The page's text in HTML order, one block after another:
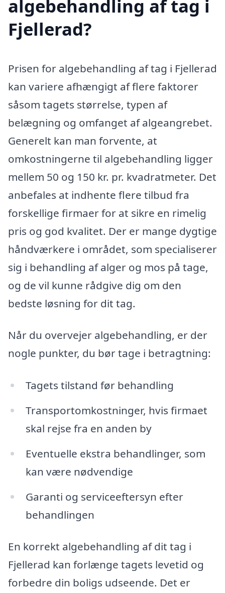
algebehandling af tag i
Fjellerad?
Prisen for algebehandling af tag i Fjellerad
kan variere afhængigt af flere faktorer
såsom tagets størrelse, typen af
belægning og omfanget af algeangrebet.
Generelt kan man forvente, at
omkostningerne til algebehandling ligger
mellem 50 og 150 kr. pr. kvadratmeter. Det
anbefales at indhente flere tilbud fra
forskellige firmaer for at sikre en rimelig
pris og god kvalitet. Der er mange dygtige
håndværkere i området, som specialiserer
sig i behandling af alger og mos på tage,
og de vil kunne rådgive dig om den
bedste løsning for dit tag.
Når du overvejer algebehandling, er der
nogle punkter, du bør tage i betragtning:
Tagets tilstand før behandling
Transportomkostninger, hvis firmaet
skal rejse fra en anden by
Eventuelle ekstra behandlinger, som
kan være nødvendige
Garanti og serviceeftersyn efter
behandlingen
En korrekt algebehandling af dit tag i
Fjellerad kan forlænge tagets levetid og
forbedre din boligs udseende. Det er